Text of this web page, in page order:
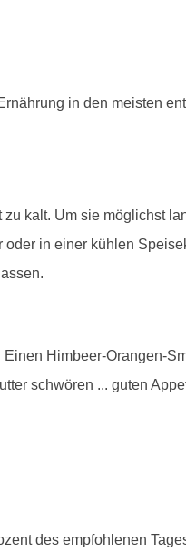
in den meisten
kalt. Um sie möglichst
oder in einer kühlen
Himbeer-Orangen-
schwören ... guten
des empfohlenen